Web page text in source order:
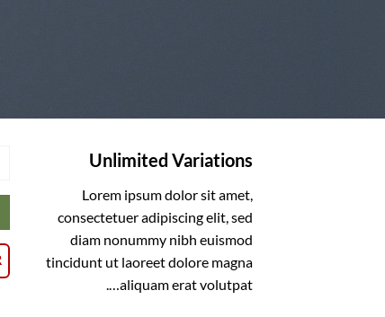
Unlimited Variations
Lorem ipsum dolor sit amet,
consectetuer adipiscing elit, sed
diam nonummy nibh euismod
tincidunt ut laoreet dolore magna
aliquam erat volutpat….